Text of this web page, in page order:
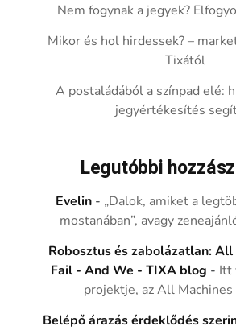
Nem fogynak a jegyek?
Mikor és hol hirdessek? –
Tixától
A postaládából a színpad elé:
jegyértékesítés
Legutóbbi
Evelin - „Dalok, amiket a
mostanában”, avagy
Robosztus és zabolázatlan:
Fail - And We - TIXA blog - Itt
projektje, az All
Belépő árazás érdeklődés